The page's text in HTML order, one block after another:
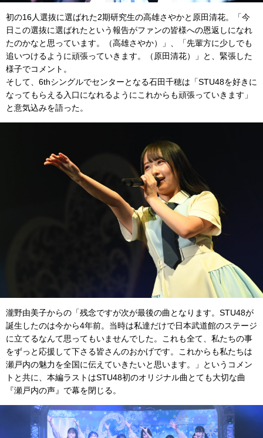
初の16人選抜に選ばれた2期研究生の高雄さやかと原田清花。「今
日この選抜に選ばれたという報告がファンの皆様への恩返しになれ
たのかなと思っています。（高雄さやか）」、「先輩方に少しでも
追いつけるように頑張っていきます。（原田清花）」と、緊張した
様子でコメント。
そして、6thシングルでセンターとなる石田千穂は「STU48を好きに
なってもらえる入口になれるようにこれからも頑張っていきます」
と意気込みを語った。
瀧野由美子からの「残念ですが次が最後の曲となります。STU48が
誕生したのは今から4年前。当時は私達だけで日本武道館のステージ
に立てるなんて思ってもいませんでした。これも全て、私たちの事
をずっと応援して下さる皆さんのおかげです。これからも私たちは
瀬戸内の魅力を全国に伝えていきたいと思います。」というコメン
トと共に、本編ラストはSTU48初のオリジナル曲とても大切な曲
『瀬戸内の声』で幕を閉じる。